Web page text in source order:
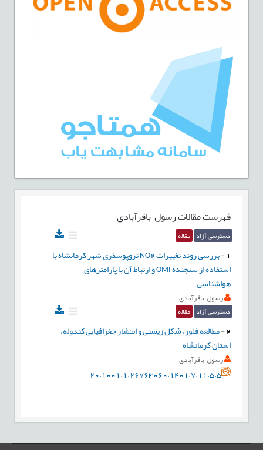
فهرست مقالاترسول باقرآبادی
دسترسی آزاد مقاله
-
بررسی روند تغییرات NO2 تروپوسفری شهر کرمانشاه با
استفاده از سنجنده OMI و ارتباط آن با پارامترهای
هواشناسی
رسول باقرآبادی
دسترسی آزاد مقاله
2
-مطالعه فلور، شکل زيستی و انتشار جغرافیایی کندوله،
استان کرمانشاه
رسول باقرآبادی
20.1001.1.26763060.1401.7.11.5.5